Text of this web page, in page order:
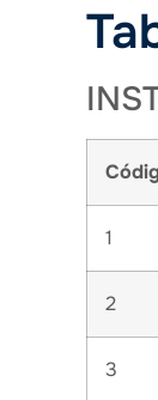
1
2
3